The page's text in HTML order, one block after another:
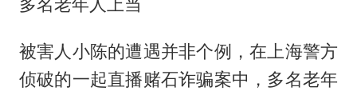
被害人小陈的遭遇并非个例，在上海警方
侦破的一起直播赌石诈骗案中，多名老年